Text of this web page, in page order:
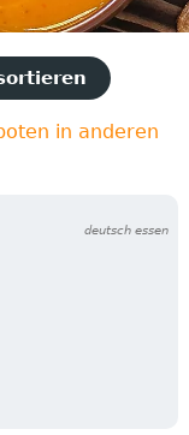
in anderen
deutsch essen